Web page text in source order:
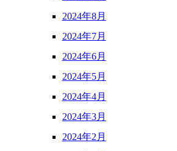
2024年8月
2024年7月
2024年6月
2024年5月
2024年4月
2024年3月
2024年2月